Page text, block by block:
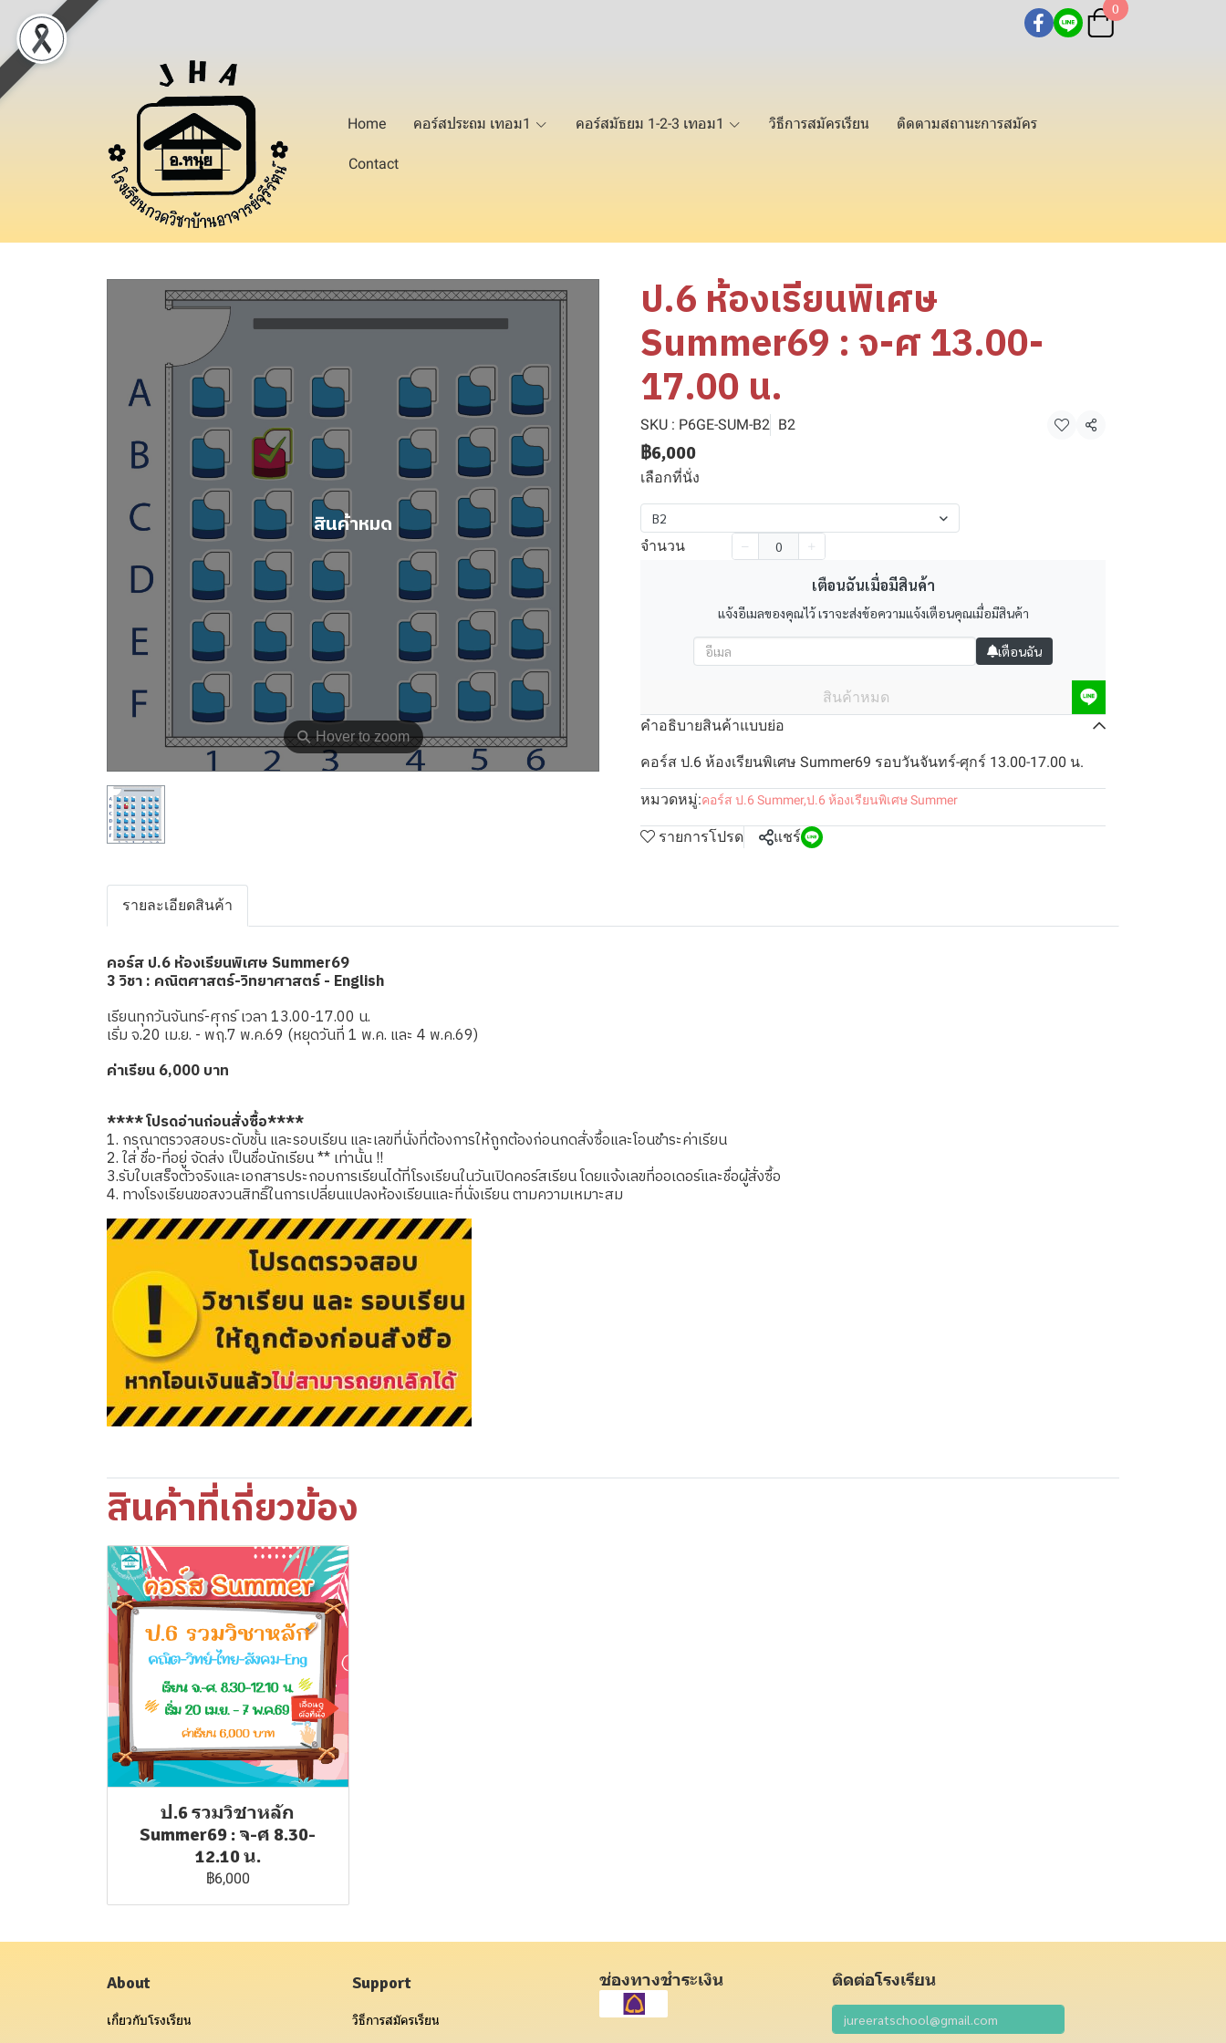
0
Home คอร์สประถม เทอม1 คอร์สมัธยม 1-2-3 เทอม1 วิธีการสมัครเรียน ติดตามสถานะการสมัคร
Contact
⚲Hover to zoom
สินค้าหมด
ป.6 ห้องเรียนพิเศษ
Summer69 : จ-ศ 13.00-
17.00 น.
SKU : P6GE-SUM-B2 B2 แชร์
฿6,000
เลือกที่นั่ง
B2
จำนวน
เตือนฉันเมื่อมีสินค้า
แจ้งอีเมลของคุณไว้ เราจะส่งข้อความแจ้งเตือนคุณเมื่อมีสินค้า
เตือนฉัน
สินค้าหมด
คำอธิบายสินค้าแบบย่อ
คอร์ส ป.6 ห้องเรียนพิเศษ Summer69 รอบวันจันทร์-ศุกร์ 13.00-17.00 น.
หมวดหมู่:คอร์ส ป.6 Summer,ป.6 ห้องเรียนพิเศษ Summer
รายการโปรด แชร์
รายละเอียดสินค้า
คอร์ส ป.6 ห้องเรียนพิเศษ Summer69
3 วิชา : คณิตศาสตร์-วิทยาศาสตร์ - English
เรียนทุกวันจันทร์-ศุกร์ เวลา 13.00-17.00 น.
เริ่ม จ.20 เม.ย. - พฤ.7 พ.ค.69 (หยุดวันที่ 1 พ.ค. และ 4 พ.ค.69)
ค่าเรียน 6,000 บาท
**** โปรดอ่านก่อนสั่งซื้อ****
1. กรุณาตรวจสอบระดับชั้น และรอบเรียน และเลขที่นั่งที่ต้องการให้ถูกต้องก่อนกดสั่งซื้อและโอนชำระค่าเรียน
2. ใส่ ชื่อ-ที่อยู่ จัดส่ง เป็นชื่อนักเรียน ** เท่านั้น !!
3.รับใบเสร็จตัวจริงและเอกสารประกอบการเรียนได้ที่โรงเรียนในวันเปิดคอร์สเรียน โดยแจ้งเลขที่ออเดอร์และชื่อผู้สั่งซื้อ
4. ทางโรงเรียนขอสงวนสิทธิ์ในการเปลี่ยนแปลงห้องเรียนและที่นั่งเรียน ตามความเหมาะสม
สินค้าที่เกี่ยวข้อง
ป.6 รวมวิชาหลัก
Summer69 : จ-ศ 8.30-
12.10 น.
฿6,000
About
เกี่ยวกับโรงเรียน
Support
วิธีการสมัครเรียน
ช่องทางชำระเงิน ติดต่อโรงเรียน